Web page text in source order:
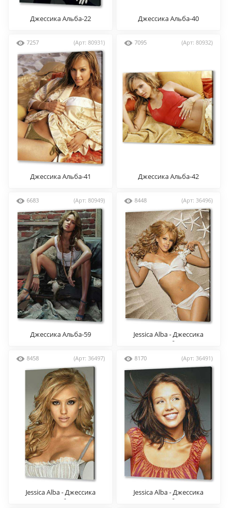
Джессика Альба-22 Джессика Альба-40
7257 (Арт: 80931)
Джессика Альба-41
7095 (Арт: 80932)
Джессика Альба-42
6683 (Арт: 80949)
Джессика Альба-59
8448 (Арт: 36496)
Jessica Alba - Джессика
Альба
8458 (Арт: 36497)
Jessica Alba - Джессика
Альба
8170 (Арт: 36491)
Jessica Alba - Джессика
Альба